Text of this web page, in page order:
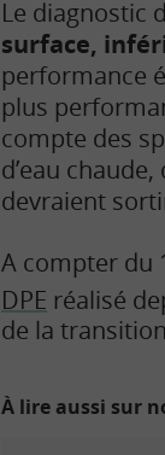
Le diagnostic
surface,
performance
plus
compte des
d’eau
devraient
A compter du
DPE réalisé
de la
À lire aussi sur